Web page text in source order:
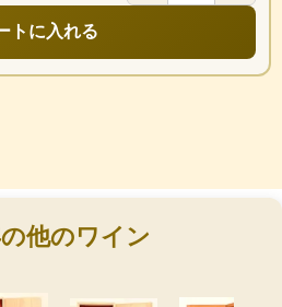
トに入れる
他のワイン